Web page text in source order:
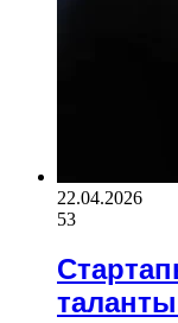
22.04.2026
53